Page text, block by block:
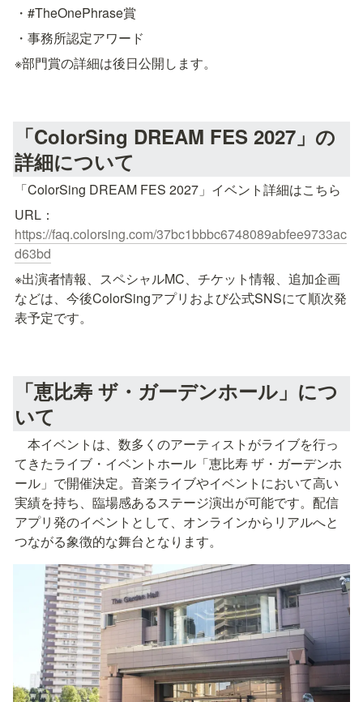
・#TheOnePhrase賞
・事務所認定アワード
※部門賞の詳細は後日公開します。
「ColorSing DREAM FES 2027」の
詳細について
「ColorSing DREAM FES 2027」イベント詳細はこちら
URL：
https://faq.colorsing.com/37bc1bbbc6748089abfee9733ac
d63bd
※出演者情報、スペシャルMC、チケット情報、追加企画
などは、今後ColorSingアプリおよび公式SNSにて順次発
表予定です。
「恵比寿 ザ・ガーデンホール」につ
いて
本イベントは、数多くのアーティストがライブを行っ
てきたライブ・イベントホール「恵比寿 ザ・ガーデンホ
ール」で開催決定。音楽ライブやイベントにおいて高い
実績を持ち、臨場感あるステージ演出が可能です。配信
アプリ発のイベントとして、オンラインからリアルへと
つながる象徴的な舞台となります。